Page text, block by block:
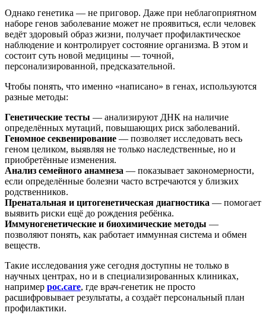
Однако генетика — не приговор. Даже при неблагоприятном
наборе генов заболевание может не проявиться, если человек
ведёт здоровый образ жизни, получает профилактическое
наблюдение и контролирует состояние организма. В этом и
состоит суть новой медицины — точной,
персонализированной, предсказательной.
Чтобы понять, что именно «написано» в генах, используются
разные методы:
Генетические тесты — анализируют ДНК на наличие
определённых мутаций, повышающих риск заболеваний.
Геномное секвенирование — позволяет исследовать весь
геном целиком, выявляя не только наследственные, но и
приобретённые изменения.
Анализ семейного анамнеза — показывает закономерности,
если определённые болезни часто встречаются у близких
родственников.
Пренатальная и цитогенетическая диагностика — помогает
выявить риски ещё до рождения ребёнка.
Иммуногенетические и биохимические методы —
позволяют понять, как работает иммунная система и обмен
веществ.
Такие исследования уже сегодня доступны не только в
научных центрах, но и в специализированных клиниках,
например poc.care, где врач-генетик не просто
расшифровывает результаты, а создаёт персональный план
профилактики.